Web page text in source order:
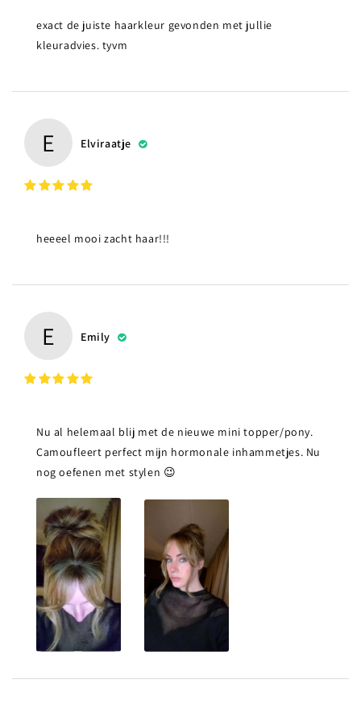
exact de juiste haarkleur gevonden met jullie
kleuradvies. tyvm
E Elviraatje
heeeel mooi zacht haar!!!
E Emily
Nu al helemaal blij met de nieuwe mini topper/pony.
Camoufleert perfect mijn hormonale inhammetjes. Nu
nog oefenen met stylen 😉